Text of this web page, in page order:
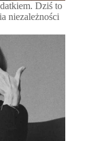
Dziś to
niezależności